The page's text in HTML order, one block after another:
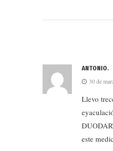
ANTONIO.
30 de
Llevo
este